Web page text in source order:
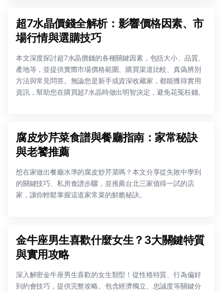
超7水晶價錢全解析：影響價格因素、市
場行情與選購技巧
本文深度探討超7水晶價錢的各種關鍵因素，包括大小、品質、
產地等，並提供實際市場價格範圍、購買渠道比較、真偽辨別
方法與常見問答。無論您是新手或資深收藏家，都能獲得實用
資訊，幫助您在購買超7水晶時做出明智決定，避免花冤枉錢。
腐皮炒芹菜食譜與餐廳指南：家常秘訣
與老饕推薦
想在家做出餐廳水準的腐皮炒芹菜嗎？本文分享從失敗中學到
的關鍵技巧、私房食譜步驟，並推薦台北三家值得一試的店
家，讓你輕鬆掌握這道家常菜的鮮脆秘訣。
金牛座男生喜歡什麼女生？3大關鍵特質
與實用攻略
深入解密金牛座男生喜歡的女生類型！從性格特質、行為偏好
到約會技巧，提供完整攻略。包含經濟獨立、忠誠度等關鍵分